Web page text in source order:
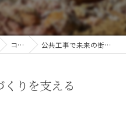
コラム 公共工事で未来の街づくりを支える
りを支える